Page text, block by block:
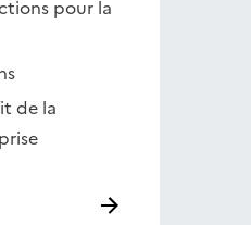
pour la
de la